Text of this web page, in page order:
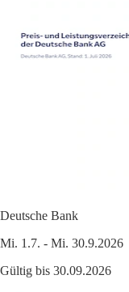
Deutsche Bank
Mi. 1.7. - Mi. 30.9.2026
Gültig bis 30.09.2026